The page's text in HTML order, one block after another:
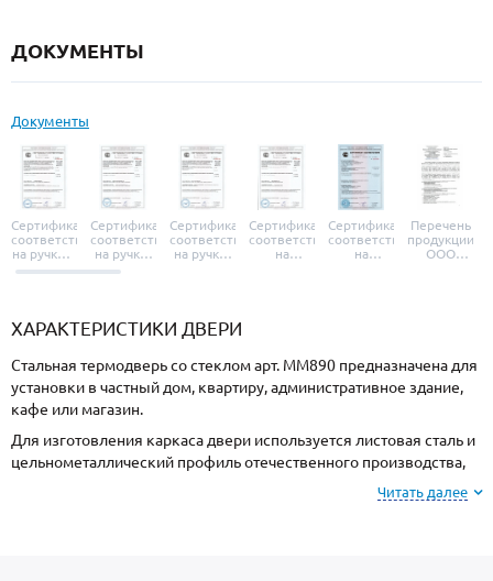
ДОКУМЕНТЫ
Документы
Сертификат
соответствия
на ручки и
броненакладки
Сертификат
соответствия
на ручки-
защелки
Сертификат
соответствия
на ручки-
Сертификат
соответствия
на
Сертификат
соответствия
на
Перечень
продукции
ООО
ХАРАКТЕРИСТИКИ ДВЕРИ
Стальная термодверь со стеклом арт. ММ890 предназначена для
установки в частный дом, квартиру, административное здание,
кафе или магазин.
Для изготовления каркаса двери используется листовая сталь и
цельнометаллический профиль отечественного производства,
толщиной 2 мм. Готовая конструкция имеет необходимуюЧитать далее